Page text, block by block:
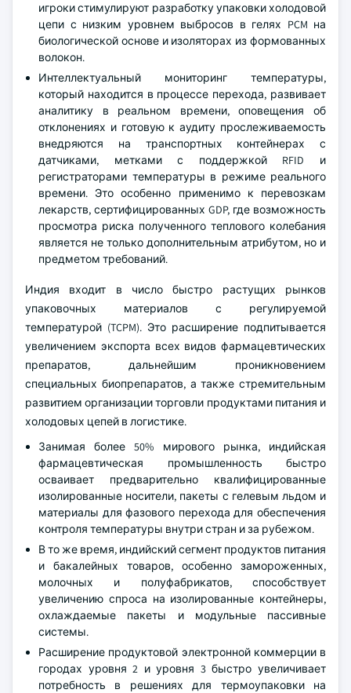
игроки стимулируют разработку упаковки холодовой
цепи с низким уровнем выбросов в гелях PCM на
биологической основе и изоляторах из формованных
волокон.
Интеллектуальный мониторинг температуры,
который находится в процессе перехода, развивает
аналитику в реальном времени, оповещения об
отклонениях и готовую к аудиту прослеживаемость
внедряются на транспортных контейнерах с
датчиками, метками с поддержкой RFID и
регистраторами температуры в режиме реального
времени. Это особенно применимо к перевозкам
лекарств, сертифицированных GDP, где возможность
просмотра риска полученного теплового колебания
является не только дополнительным атрибутом, но и
предметом требований.
Индия входит в число быстро растущих рынков
упаковочных материалов с регулируемой
температурой (TCPM). Это расширение подпитывается
увеличением экспорта всех видов фармацевтических
препаратов, дальнейшим проникновением
специальных биопрепаратов, а также стремительным
развитием организации торговли продуктами питания и
холодовых цепей в логистике.
Занимая более 50% мирового рынка, индийская
фармацевтическая промышленность быстро
осваивает предварительно квалифицированные
изолированные носители, пакеты с гелевым льдом и
материалы для фазового перехода для обеспечения
контроля температуры внутри стран и за рубежом.
В то же время, индийский сегмент продуктов питания
и бакалейных товаров, особенно замороженных,
молочных и полуфабрикатов, способствует
увеличению спроса на изолированные контейнеры,
охлаждаемые пакеты и модульные пассивные
системы.
Расширение продуктовой электронной коммерции в
городах уровня 2 и уровня 3 быстро увеличивает
потребность в решениях для термоупаковки на